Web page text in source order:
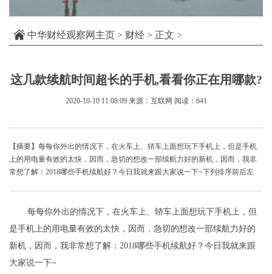
中华财经观察网主页 > 财经 > 正文 >
这几款续航时间超长的手机,看看你正在用哪款?
2020-10-10 11:08:09 来源：互联网 阅读：641
【摘要】每每你外出的情况下，在火车上、轿车上面想玩下手机上，但是手机
上的用电量有效的太快，因而，急切的想改一部续航力好的新机，因而，我非
常想了解：2018哪些手机续航好？今日我就来跟大家说一下~下列排序前后左
每每你外出的情况下，在火车上、轿车上面想玩下手机上，但
是手机上的用电量有效的太快，因而，急切的想改一部续航力好的
新机，因而，我非常想了解：2018哪些手机续航好？今日我就来跟
大家说一下~